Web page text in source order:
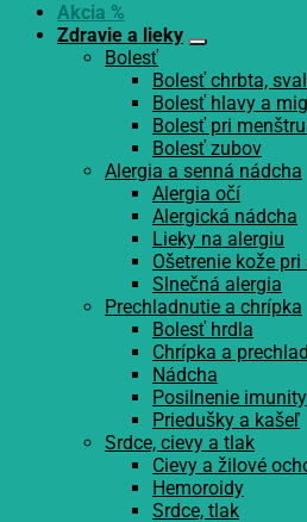
Akcia %
Zdravie a lieky
Bolesť
Bolesť chrbta,
Bolesť hlavy a
Bolesť pri
Bolesť zubov
Alergia a senná nádcha
Alergia očí
Alergická nádcha
Lieky na alergiu
Ošetrenie kože pri
Slnečná alergia
Prechladnutie a chrípka
Bolesť hrdla
Chrípka a
Nádcha
Posilnenie imunity
Priedušky a kašeľ
Srdce, cievy a tlak
Cievy a žilové
Hemoroidy
Srdce, tlak